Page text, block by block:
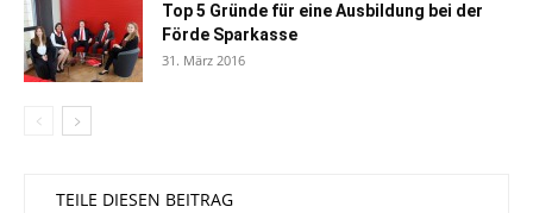
Top 5 Gründe für eine Ausbildung bei der
Förde Sparkasse
31. März 2016
TEILE DIESEN BEITRAG